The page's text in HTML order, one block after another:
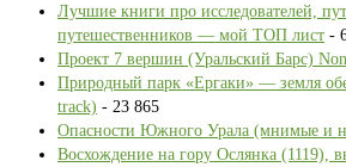
Лучшие книги про исследователей,
путешественников — мой ТОП лист -
Проект 7 вершин (Уральский Барс)
Природный парк «Ергаки» — земля
track) - 23 865
Опасности Южного Урала (мнимые и
Восхождение на гору Ослянка (1119),